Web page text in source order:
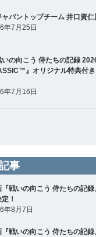
ャパントップチーム 井口資
年7月25日
いの向こう 侍たちの記録
』オリジナル特典付
年7月16日
事
『戦いの向こう 侍たちの記
！
年8月7日
『戦いの向こう 侍たちの記